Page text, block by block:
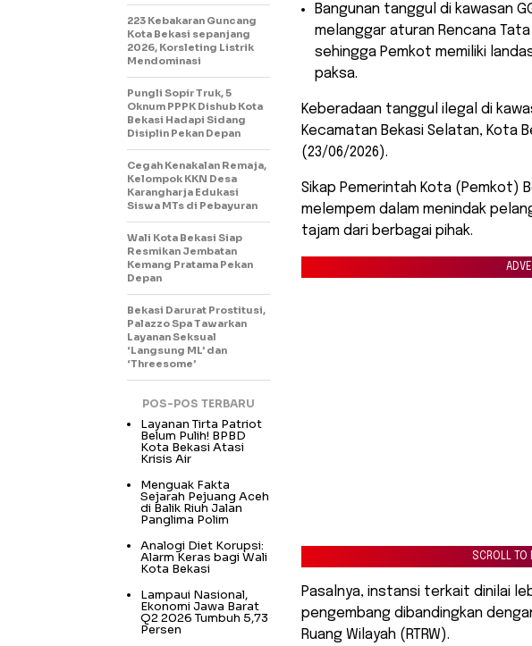
​Bangunan tanggul di kawasan
melanggar aturan Rencana Tata
sehingga Pemkot memiliki
paksa.
​Keberadaan tanggul ilegal di
Kecamatan Bekasi Selatan, Kota
(23/06/2026).
Sikap Pemerintah Kota (Pemkot)
melempem dalam menindak
tajam dari berbagai pihak.
SCROLL TO
Pasalnya, instansi terkait dinilai
pengembang dibandingkan
Ruang Wilayah (RTRW).
223 Kebakaran Guncang
Kota Bekasi sepanjang
2026, Korsleting Listrik
Mendominasi
Pungli Sopir Truk, 5
Oknum PPPK Dishub Kota
Bekasi Hadapi Sidang
Disiplin Pekan Depan
Cegah Kenakalan Remaja,
Kelompok KKN Desa
Karangharja Edukasi
Siswa MTs di Pebayuran
Wali Kota Bekasi Siap
Resmikan Jembatan
Kemang Pratama Pekan
Depan
Bekasi Darurat Prostitusi,
Palazzo Spa Tawarkan
Layanan Seksual
‘Langsung ML’ dan
‘Threesome’
POS-POS TERBARU
Layanan Tirta Patriot
Belum Pulih! BPBD
Kota Bekasi Atasi
Krisis Air
Menguak Fakta
Sejarah Pejuang Aceh
di Balik Riuh Jalan
Panglima Polim
Analogi Diet Korupsi:
Alarm Keras bagi Wali
Kota Bekasi
Lampaui Nasional,
Ekonomi Jawa Barat
Q2 2026 Tumbuh 5,73
Persen